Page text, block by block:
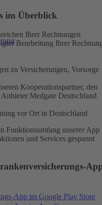
im Überblick
Ihrer Rechnungen
Bearbeitung Ihrer
zu Versicherungen, Vorsorge
Kooperationspartner, den
Medgate Deutschland
vor Ort in Deutschland
Funktionsumfang unserer App
und Services gespannt
App im Google Play Store